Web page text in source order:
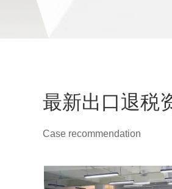
最新出口退税
Case recommendation